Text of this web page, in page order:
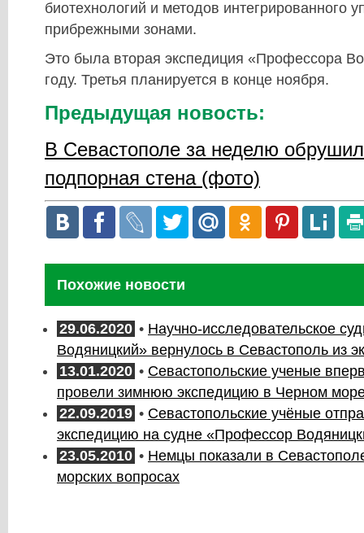
биотехнологий и методов интегрированного
прибрежными зонами.
Это была вторая экспедиция «Профессора
году. Третья планируется в конце ноября.
Предыдущая новость:
В Севастополе за неделю
подпорная стена (фото)
Похожие новости
29.06.2020 • Научно-исследовательское
Водяницкий» вернулось в Севастополь из
13.01.2020 • Севастопольские ученые
провели зимнюю экспедицию в Черном
22.09.2019 • Севастопольские учёные
экспедицию на судне «Профессор
23.05.2010 • Немцы показали в
морских вопросах